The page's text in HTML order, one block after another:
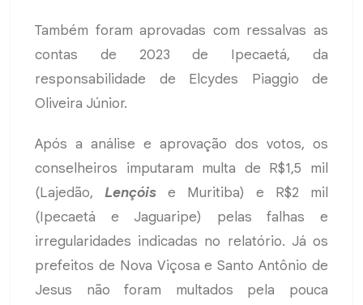
Também foram aprovadas com ressalvas as
contas de 2023 de Ipecaetá, da
responsabilidade de Elcydes Piaggio de
Oliveira Júnior.
Após a análise e aprovação dos votos, os
conselheiros imputaram multa de R$1,5 mil
(Lajedão, Lençóis e Muritiba) e R$2 mil
(Ipecaetá e Jaguaripe) pelas falhas e
irregularidades indicadas no relatório. Já os
prefeitos de Nova Viçosa e Santo Antônio de
Jesus não foram multados pela pouca